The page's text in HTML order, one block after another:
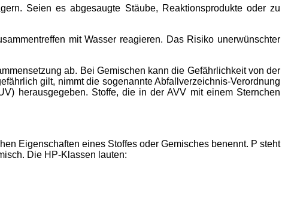
Seien es abgesaugte Stäube, Reaktionsprodukte oder zu
mit Wasser reagieren. Das Risiko unerwünschter
ab. Bei Gemischen kann die Gefährlichkeit von der
gilt, nimmt die sogenannte Abfallverzeichnis-Verordnung
herausgegeben. Stoffe, die in der AVV mit einem Sternchen
Eigenschaften eines Stoffes oder Gemisches benennt. P steht
Die HP-Klassen lauten: